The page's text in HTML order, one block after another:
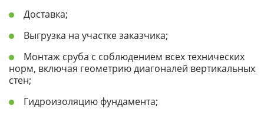
Доставка;
Выгрузка на участке заказчика;
Монтаж сруба с соблюдением всех технических
норм, включая геометрию диагоналей вертикальных
стен;
Гидроизоляцию фундамента;